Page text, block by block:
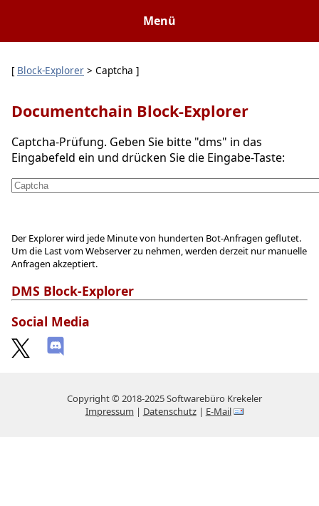
Menü
[ Block-Explorer > Captcha ]
Documentchain Block-Explorer
Captcha-Prüfung. Geben Sie bitte "dms" in das
Eingabefeld ein und drücken Sie die Eingabe-Taste:
Der Explorer wird jede Minute von hunderten Bot-Anfragen geflutet.
Um die Last vom Webserver zu nehmen, werden derzeit nur manuelle
Anfragen akzeptiert.
DMS Block-Explorer
Social Media
Copyright © 2018-2025 Softwarebüro Krekeler
Impressum | Datenschutz| E-Mail